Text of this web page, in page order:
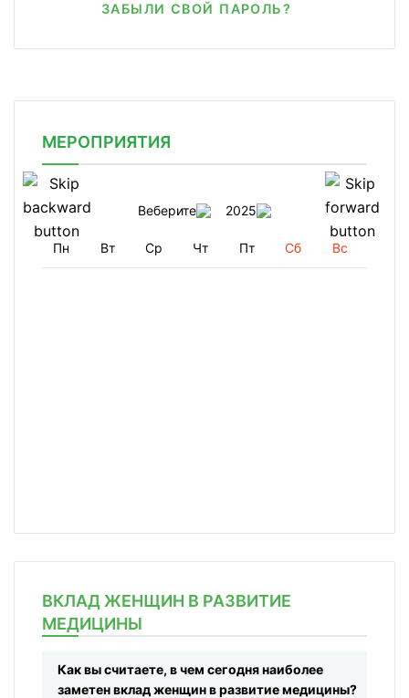
ЗАБЫЛИ СВОЙ ПАРОЛЬ?
МЕРОПРИЯТИЯ
Веберите 2025
Пн Вт Ср Чт Пт Сб Вс
ВКЛАД ЖЕНЩИН В РАЗВИТИЕ
МЕДИЦИНЫ
Как вы считаете, в чем сегодня наиболее
заметен вклад женщин в развитие медицины?